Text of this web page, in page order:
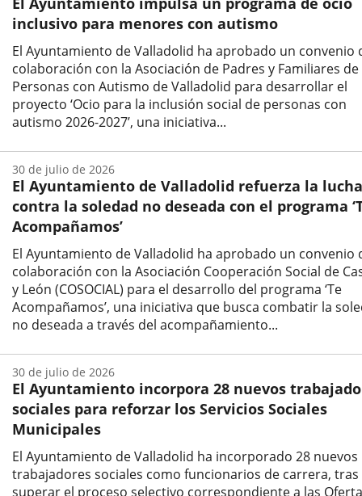
noticia
inclusivo para menores con autismo
El Ayuntamiento de Valladolid ha aprobado un convenio
colaboración con la Asociación de Padres y Familiares de
Personas con Autismo de Valladolid para desarrollar el
proyecto ‘Ocio para la inclusión social de personas con
autismo 2026-2027’, una iniciativa...
la
noticia
El Ayuntamiento de Valladolid refuerza la lucha
contra la soledad no deseada con el programa
Acompañamos’
El Ayuntamiento de Valladolid ha aprobado un convenio
colaboración con la Asociación Cooperación Social de
y León (COSOCIAL) para el desarrollo del programa ‘Te
Acompañamos’, una iniciativa que busca combatir la
no deseada a través del acompañamiento...
la
noticia
30 de julio de 2026
El Ayuntamiento incorpora 28 nuevos
sociales para reforzar los Servicios Sociales
Municipales
El Ayuntamiento de Valladolid ha incorporado 28 nuevos
trabajadores sociales como funcionarios de carrera, tras
superar el proceso selectivo correspondiente a las
30 de julio de 2026